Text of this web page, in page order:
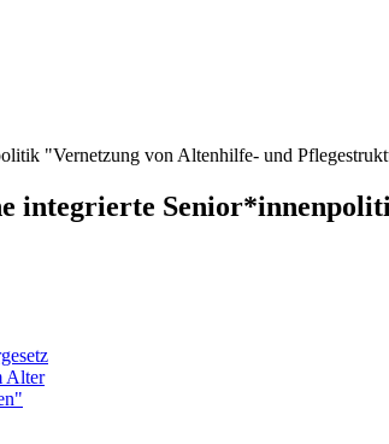
"Vernetzung von Altenhilfe- und
integrierte
Alter